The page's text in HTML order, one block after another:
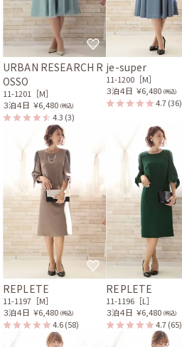
URBAN RESEARCH R
OSSO
11-1201［M］
３泊４日 ￥6,480 (税込)
4.3 (3)
je-super
11-1200［M］
３泊４日 ￥6,480 (税込)
4.7(36)
REPLETE
11-1197［M］
３泊４日 ￥6,480 (税込)
4.6(58)
REPLETE
11-1196［L］
３泊４日 ￥6,480 (税込)
4.7(65)